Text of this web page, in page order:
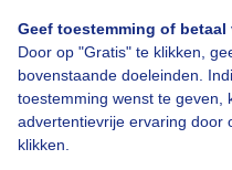
Geef toestemming of
Door op "Gratis" te klikken,
bovenstaande doeleinden.
toestemming wenst te geven,
advertentievrije ervaring door
klikken.
Gebruikersvoorwaarden
Adverteren
Buienradar Team
Privacy beleid